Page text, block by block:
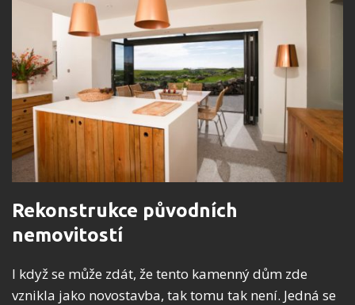
Rekonstrukce původních
nemovitostí
I když se může zdát, že tento kamenný dům zde
vznikla jako novostavba, tak tomu tak není. Jedná se